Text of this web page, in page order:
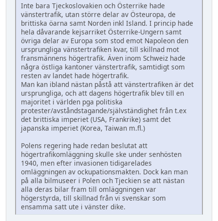
Inte bara Tjeckoslovakien och Österrike hade
vänstertrafik, utan större delar av Östeuropa, de
brittiska öarna samt Norden inkl Island. I princip hade
hela dåvarande kejsarriket Österrike-Ungern samt
övriga delar av Europa som stod emot Napoleon den
ursprungliga vänstertrafiken kvar, till skillnad mot
fransmännens högertrafik. Även inom Schweiz hade
några östliga kantoner vänstertrafik, samtidigt som
resten av landet hade högertrafik.
Man kan ibland nästan påstå att vänstertrafiken är det
ursprungliga, och att dagens högertrafik blev till en
majoritet i världen pga politiska
protester/avståndstagande/självständighet från t.ex
det brittiska imperiet (USA, Frankrike) samt det
japanska imperiet (Korea, Taiwan m.fl.)
Polens regering hade redan beslutat att
högertrafikomläggning skulle ske under senhösten
1940, men efter invasionen tidigarelades
omläggningen av ockupationsmakten. Dock kan man
på alla bilmuseer i Polen och Tjeckien se att nästan
alla deras bilar fram till omläggningen var
högerstyrda, till skillnad från vi svenskar som
ensamma satt ute i vänster dike.